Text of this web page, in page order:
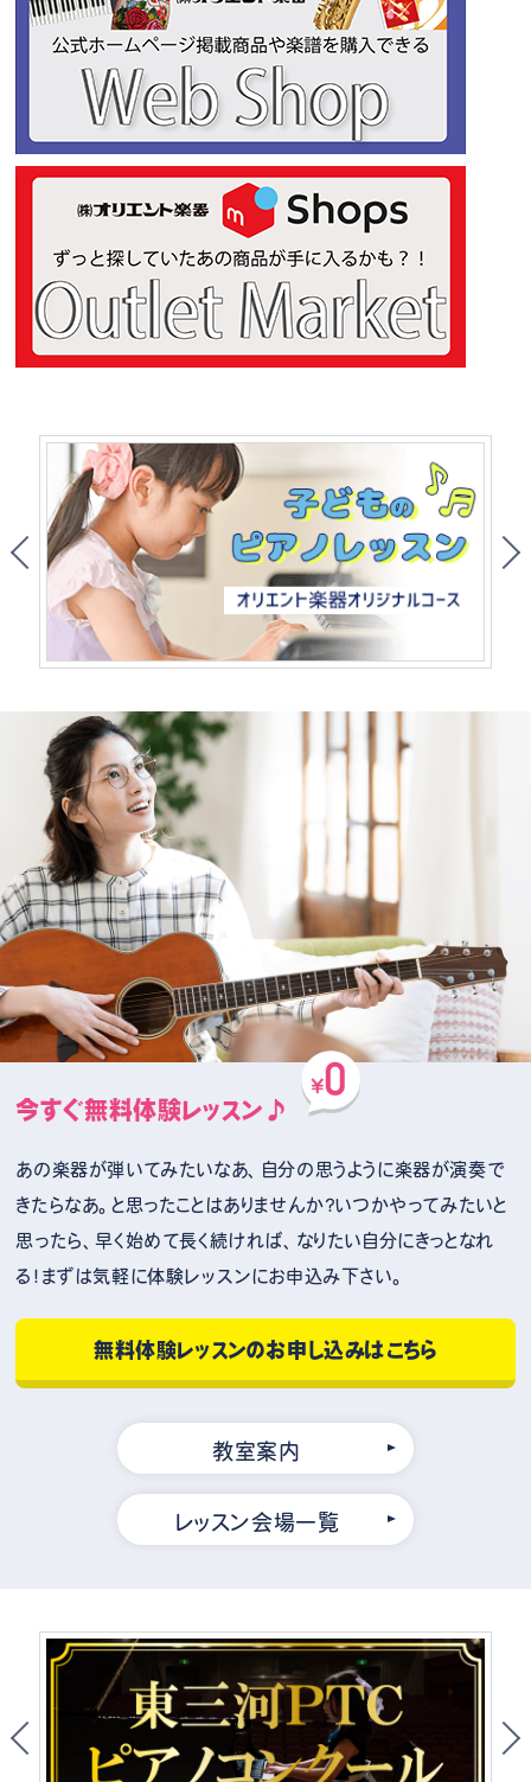
今すぐ無料体験レッスン♪
あの楽器が弾いてみたいなあ、自分の思うように楽器が演奏で
きたらなあ。と思ったことはありませんか？いつかやってみたいと
思ったら、早く始めて長く続ければ、なりたい自分にきっとなれ
る！まずは気軽に体験レッスンにお申込み下さい。
無料体験レッスンのお申し込みはこちら
教室案内
レッスン会場一覧